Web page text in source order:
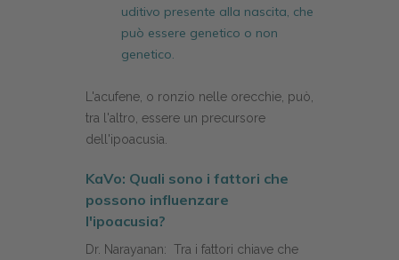
uditivo presente alla nascita, che
può essere genetico o non
genetico.
L'acufene, o ronzio nelle orecchie, può,
tra l'altro, essere un precursore
dell'ipoacusia.
KaVo: Quali sono i fattori che
possono influenzare
l'ipoacusia?
Dr. Narayanan: Tra i fattori chiave che